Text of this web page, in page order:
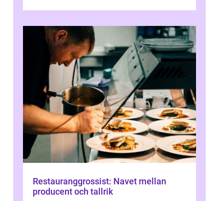
Restauranggrossist: Navet mellan
producent och tallrik